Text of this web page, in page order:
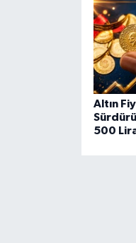
Altın
500